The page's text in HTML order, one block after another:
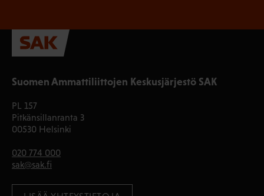
Suomen Ammattiliittojen Keskusjärjestö SAK
PL 157
Pitkänsillanranta 3
00530 Helsinki
020 774 000
sak@sak.fi